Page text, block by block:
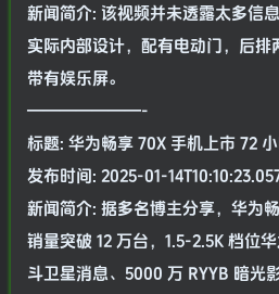
新闻简介: 该视频并未透露太多信
实际内部设计，配有电动门，后
带有娱乐屏。
———————-
标题: 华为畅享 70X 手机上市 72
发布时间: 2025-01-
新闻简介: 据多名博主分享，华为
销量突破 12 万台，1.5-2.5K 档位
斗卫星消息、5000 万 RYYB 暗光